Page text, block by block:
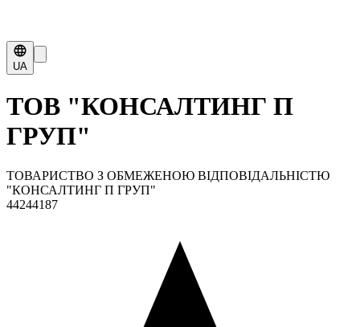
UA
ТОВ "КОНСАЛТИНГ П
ГРУП"
ТОВАРИСТВО З ОБМЕЖЕНОЮ ВІДПОВІДАЛЬНІСТЮ
"КОНСАЛТИНГ П ГРУП"
44244187